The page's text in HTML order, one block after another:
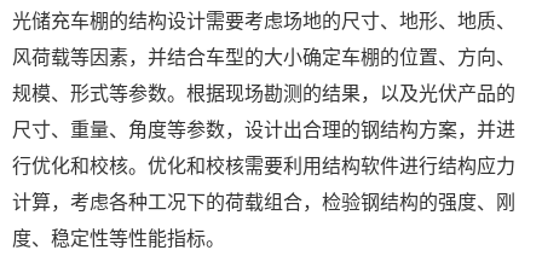
光储充车棚的结构设计需要考虑场地的尺寸、地形、地质、
风荷载等因素，并结合车型的大小确定车棚的位置、方向、
规模、形式等参数。根据现场勘测的结果，以及光伏产品的
尺寸、重量、角度等参数，设计出合理的钢结构方案，并进
行优化和校核。优化和校核需要利用结构软件进行结构应力
计算，考虑各种工况下的荷载组合，检验钢结构的强度、刚
度、稳定性等性能指标。